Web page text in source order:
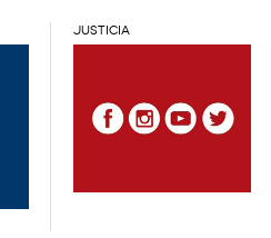
JUSTICIA